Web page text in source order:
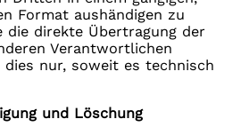
Format aushändigen zu
die direkte Übertragung der
Verantwortlichen
dies nur, soweit es technisch
und Löschung